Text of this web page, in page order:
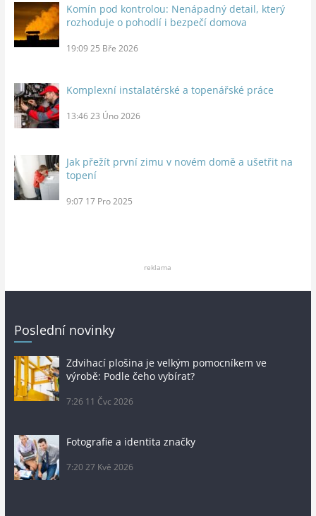
Komín pod kontrolou: Nenápadný detail, který
rozhoduje o pohodlí i bezpečí domova
19:09 25 Bře 2026
Komplexní instalatérské a topenářské práce
13:46 23 Úno 2026
Jak přežít první zimu v novém domě a ušetřit na
topení
9:07 17 Pro 2025
reklama
Poslední novinky
Zdvihací plošina je velkým pomocníkem ve
výrobě: Podle čeho vybírat?
7:26 11 Čvc 2026
Fotografie a identita značky
7:20 27 Kvě 2026